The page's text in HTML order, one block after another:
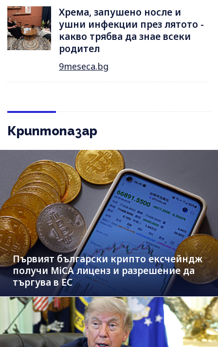
Хрема, запушено носле и
ушни инфекции през лятотo -
какво трябва да знае всеки
родител
9meseca.bg
Криптопазар
Първият български крипто ексчейндж
получи MiCA лиценз и разрешение да
търгува в ЕС